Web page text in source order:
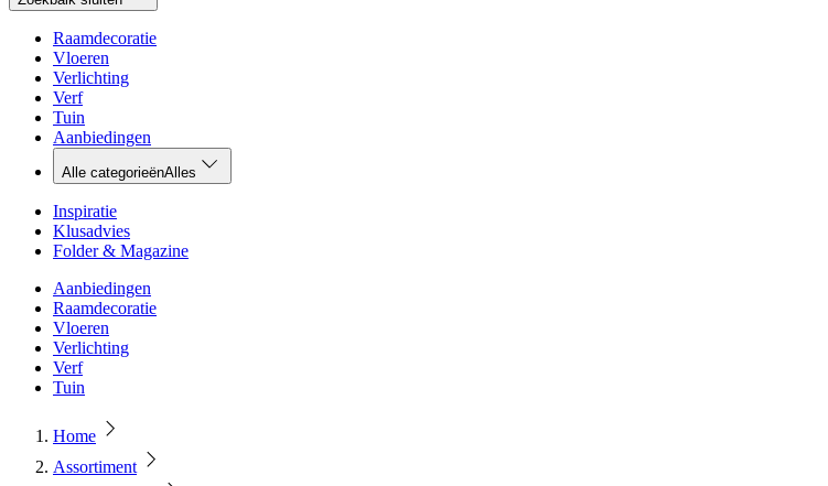
Raamdecoratie
Vloeren
Verlichting
Verf
Tuin
Aanbiedingen
Alle categorieënAlles
Inspiratie
Klusadvies
Folder & Magazine
Aanbiedingen
Raamdecoratie
Vloeren
Verlichting
Verf
Tuin
Home
Assortiment